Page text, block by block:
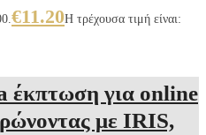
€11.20Η τρέχουσα τιμή είναι:
έκπτωση για online
με IRIS,